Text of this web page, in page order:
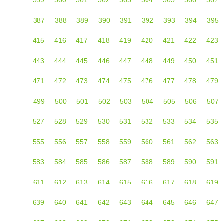
387 388 389 390 391 392 393 394 395
415 416 417 418 419 420 421 422 423
443 444 445 446 447 448 449 450 451
471 472 473 474 475 476 477 478 479
499 500 501 502 503 504 505 506 507
527 528 529 530 531 532 533 534 535
555 556 557 558 559 560 561 562 563
583 584 585 586 587 588 589 590 591
611 612 613 614 615 616 617 618 619
639 640 641 642 643 644 645 646 647